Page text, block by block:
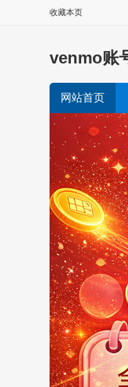
收藏本页
venmo账
网站首页